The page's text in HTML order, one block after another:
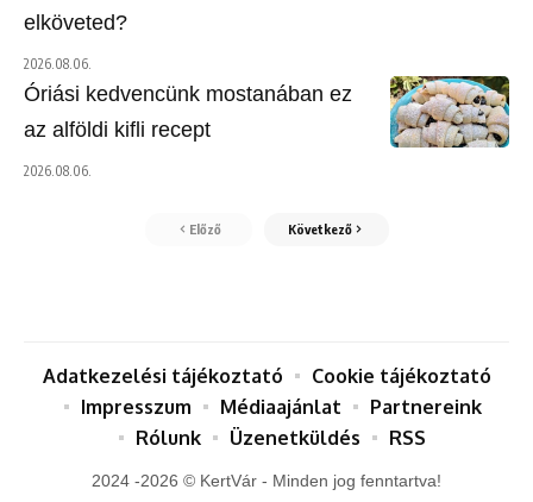
elköveted?
2026.08.06.
Óriási kedvencünk mostanában ez
az alföldi kifli recept
2026.08.06.
Előző Következő
2024 -2026 © KertVár - Minden jog fenntartva!
Adatkezelési tájékoztató
Cookie tájékoztató
Impresszum
Médiaajánlat
Partnereink
Rólunk
Üzenetküldés RSS